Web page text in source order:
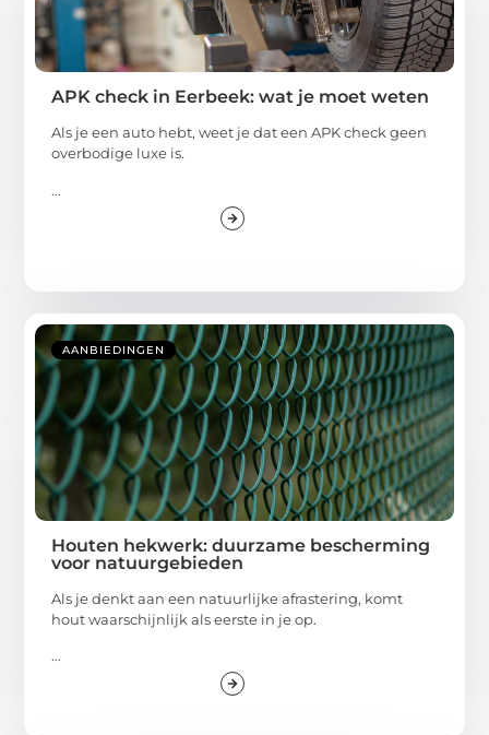
APK check in Eerbeek: wat je moet weten
Als je een auto hebt, weet je dat een APK check geen
overbodige luxe is.
...
AANBIEDINGEN
Houten hekwerk: duurzame bescherming
voor natuurgebieden
Als je denkt aan een natuurlijke afrastering, komt
hout waarschijnlijk als eerste in je op.
...